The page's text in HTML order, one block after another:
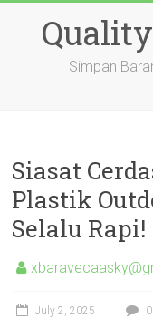
content
Simpan
Siasat
Plastik
Selalu Rapi!
July 2, 2025